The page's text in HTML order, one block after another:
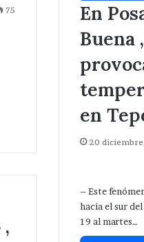
75
En
Buena
en
20
– Este
hacia el sur
19 al martes…
San Salvador
a